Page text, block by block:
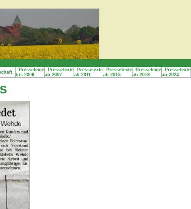
Pressetexte
bis 2006
Pressetexte
ab 2007
Pressetexte
ab 2011
Pressetexte
ab 2015
Pressetexte
ab 2019
Pressetexte
ab 2024